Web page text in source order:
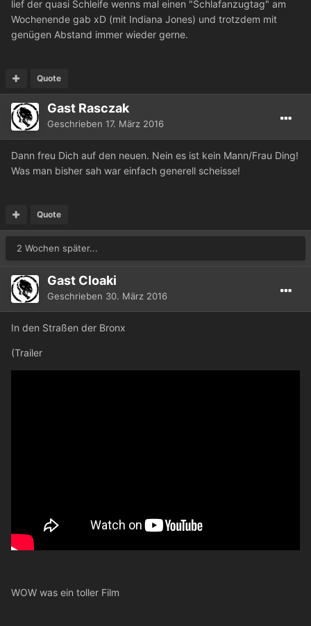
lief der quasi Schleife wenns mal einen "Schlafanzugtag" am
Wochenende gab xD (mit Indiana Jones) und trotzdem mit
genügen Abstand immer wieder gerne.
Quote
Gast Rasczak
Geschrieben 17. März 2016
Dann freu Dich auf den neuen. Nein es ist kein Mann/Frau Ding!
Was man bisher sah war einfach generell scheisse!
Quote
2 Wochen später...
Gast Cloaki
Geschrieben 30. März 2016
In den Straßen der Bronx
(Trailer
WOW was ein toller Film